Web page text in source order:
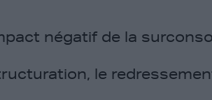
négatif de la
le